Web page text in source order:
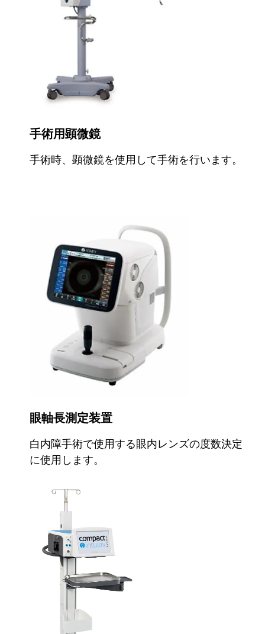
手術用顕微鏡
手術時、顕微鏡を使用して手術を行います。
眼軸長測定装置
白内障手術で使用する眼内レンズの度数決定
に使用します。